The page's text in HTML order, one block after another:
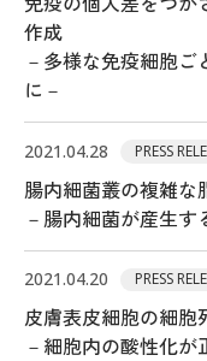
作成
－多様な免疫細胞
に－
2021.04.28 PRESS
腸内細菌叢の複雑な
－腸内細菌が産生す
2021.04.20 PRESS
皮膚表皮細胞の細胞
－細胞内の酸性化が